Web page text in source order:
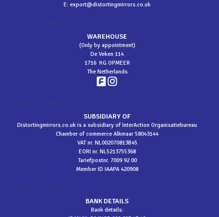
E: export@distortingmirrors.co.uk
WAREHOUSE
(Only by appointment)
De Veken 114
1716 KG OPMEER
The Netherlands
SUBSIDIARY OF
Distortingmirrors.co.uk is a subsidiary of InterAction Organisatiebureau
Chamber of commerce Alkmaar 58043144
VAT nr. NL002070813B45
EORI nr. NL5213755368
Tariefpostnr. 7009 92 00
Member ID IAAPA 420908
BANK DETAILS
Bank details: